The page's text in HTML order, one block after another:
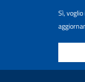
Sì,